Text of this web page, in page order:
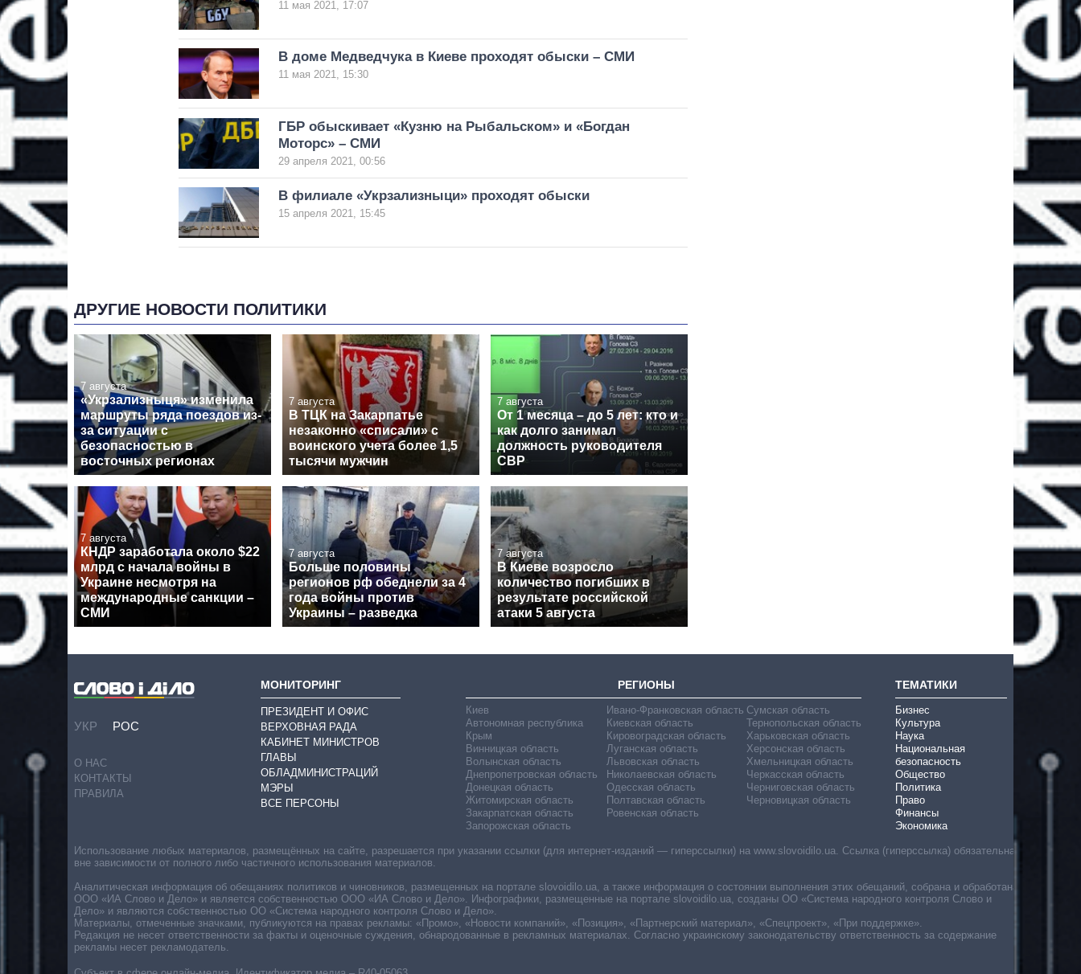
11 мая 2021, 17:07
В доме Медведчука в Киеве проходят обыски – СМИ
11 мая 2021, 15:30
ГБР обыскивает «Кузню на Рыбальском» и «Богдан
Моторс» – СМИ
29 апреля 2021, 00:56
В филиале «Укрзализныци» проходят обыски
15 апреля 2021, 15:45
ДРУГИЕ НОВОСТИ ПОЛИТИКИ
7 августа
«Укрзализныця» изменила
маршруты ряда поездов из-
за ситуации с
безопасностью в
восточных регионах
7 августа
В ТЦК на Закарпатье
незаконно «списали» с
воинского учета более 1,5
тысячи мужчин
7 августа
От 1 месяца – до 5 лет: кто и
как долго занимал
должность руководителя
СВР
7 августа
КНДР заработала около $22
млрд с начала войны в
Украине несмотря на
международные санкции –
СМИ
7 августа
Больше половины
регионов рф обеднели за 4
года войны против
Украины – разведка
7 августа
В Киеве возросло
количество погибших в
результате российской
атаки 5 августа
УКР РОС
О НАС
КОНТАКТЫ
ПРАВИЛА
МОНИТОРИНГ
ПРЕЗИДЕНТ И ОФИС
ВЕРХОВНАЯ РАДА
КАБИНЕТ МИНИСТРОВ
ГЛАВЫ
ОБЛАДМИНИСТРАЦИЙ
МЭРЫ
ВСЕ ПЕРСОНЫ
РЕГИОНЫ
Киев
Автономная республика
Крым
Винницкая область
Волынская область
Днепропетровская область
Донецкая область
Житомирская область
Закарпатская область
Запорожская область
Ивано-Франковская область
Киевская область
Кировоградская область
Луганская область
Львовская область
Николаевская область
Одесская область
Полтавская область
Ровенская область
Сумская область
Тернопольская область
Харьковская область
Херсонская область
Хмельницкая область
Черкасская область
Черниговская область
Черновицкая область
ТЕМАТИКИ
Бизнес
Культура
Наука
Национальная
безопасность
Общество
Политика
Право
Финансы
Экономика
Использование любых материалов, размещённых на сайте, разрешается при указании ссылки (для интернет-изданий — гиперссылки) на www.slovoidilo.ua. Ссылка (гиперссылка) обязательна
вне зависимости от полного либо частичного использования материалов.
Аналитическая информация об обещаниях политиков и чиновников, размещенных на портале slovoidilo.ua, а также информация о состоянии выполнения этих обещаний, собрана и обработана
ООО «ИА Слово и Дело» и является собственностью ООО «ИА Слово и Дело». Инфографики, размещенные на портале slovoidilo.ua, созданы ОО «Система народного контроля Слово и
Дело» и являются собственностью ОО «Система народного контроля Слово и Дело».
Материалы, отмеченные значками, публикуются на правах рекламы: «Промо», «Новости компаний», «Позиция», «Партнерский материал», «Спецпроект», «При поддержке».
Редакция не несет ответственности за факты и оценочные суждения, обнародованные в рекламных материалах. Согласно украинскому законодательству ответственность за содержание
рекламы несет рекламодатель.